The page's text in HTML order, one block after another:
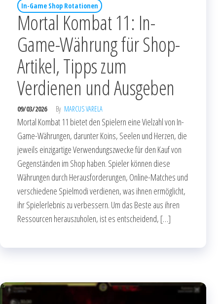
In-Game Shop Rotationen
Mortal Kombat 11: In-
Game-Währung für Shop-
Artikel, Tipps zum
Verdienen und Ausgeben
09/03/2026 By MARCUS VARELA
Mortal Kombat 11 bietet den Spielern eine Vielzahl von In-
Game-Währungen, darunter Koins, Seelen und Herzen, die
jeweils einzigartige Verwendungszwecke für den Kauf von
Gegenständen im Shop haben. Spieler können diese
Währungen durch Herausforderungen, Online-Matches und
verschiedene Spielmodi verdienen, was ihnen ermöglicht,
ihr Spielerlebnis zu verbessern. Um das Beste aus ihren
Ressourcen herauszuholen, ist es entscheidend, […]